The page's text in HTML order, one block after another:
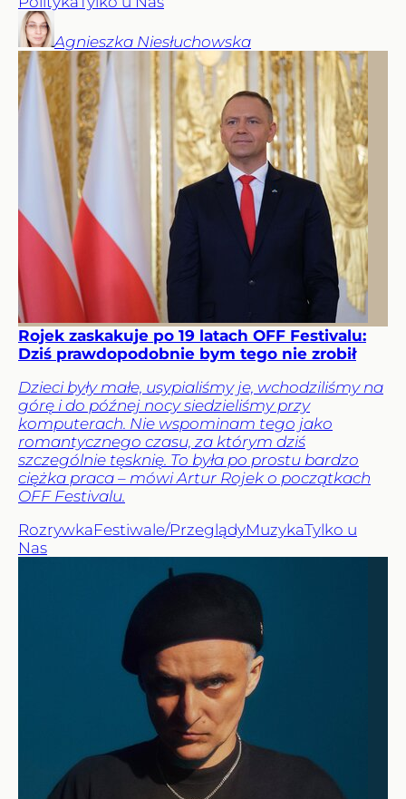
Agnieszka Niesłuchowska
Rojek zaskakuje po 19 latach OFF Festivalu:
Dziś prawdopodobnie bym tego nie zrobił
Dzieci były małe, usypialiśmy je, wchodziliśmy na
górę i do późnej nocy siedzieliśmy przy
komputerach. Nie wspominam tego jako
romantycznego czasu, za którym dziś
szczególnie tęsknię. To była po prostu bardzo
ciężka praca – mówi Artur Rojek o początkach
OFF Festivalu.
RozrywkaFestiwale/PrzeglądyMuzykaTylko u
Nas